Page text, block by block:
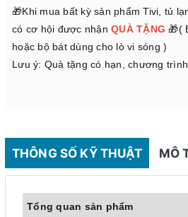
🎁Khi mua bất kỳ sản phẩm Tivi, tủ
có cơ hội được nhận QUÀ TẶNG 🎁(
hoặc bộ bát dùng cho lò vi sóng )
Lưu ý: Quà tặng có hạn, chương
THÔNG SỐ KỸ THUẬT MÔ
Tổng quan sản phẩm